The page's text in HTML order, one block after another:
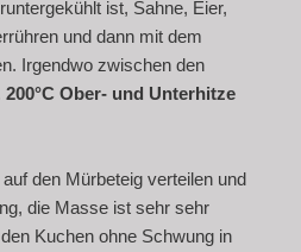
ist, Sahne, Eier,
und dann mit dem
Irgendwo zwischen den
200°C Ober- und Unterhitze
den Mürbeteig verteilen und
die Masse ist sehr sehr
Kuchen ohne Schwung in